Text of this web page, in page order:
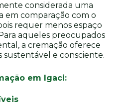
considerada uma
em comparação com o
requer menos espaço
aqueles preocupados
a cremação oferece
sustentável e consciente.
em Igaci: